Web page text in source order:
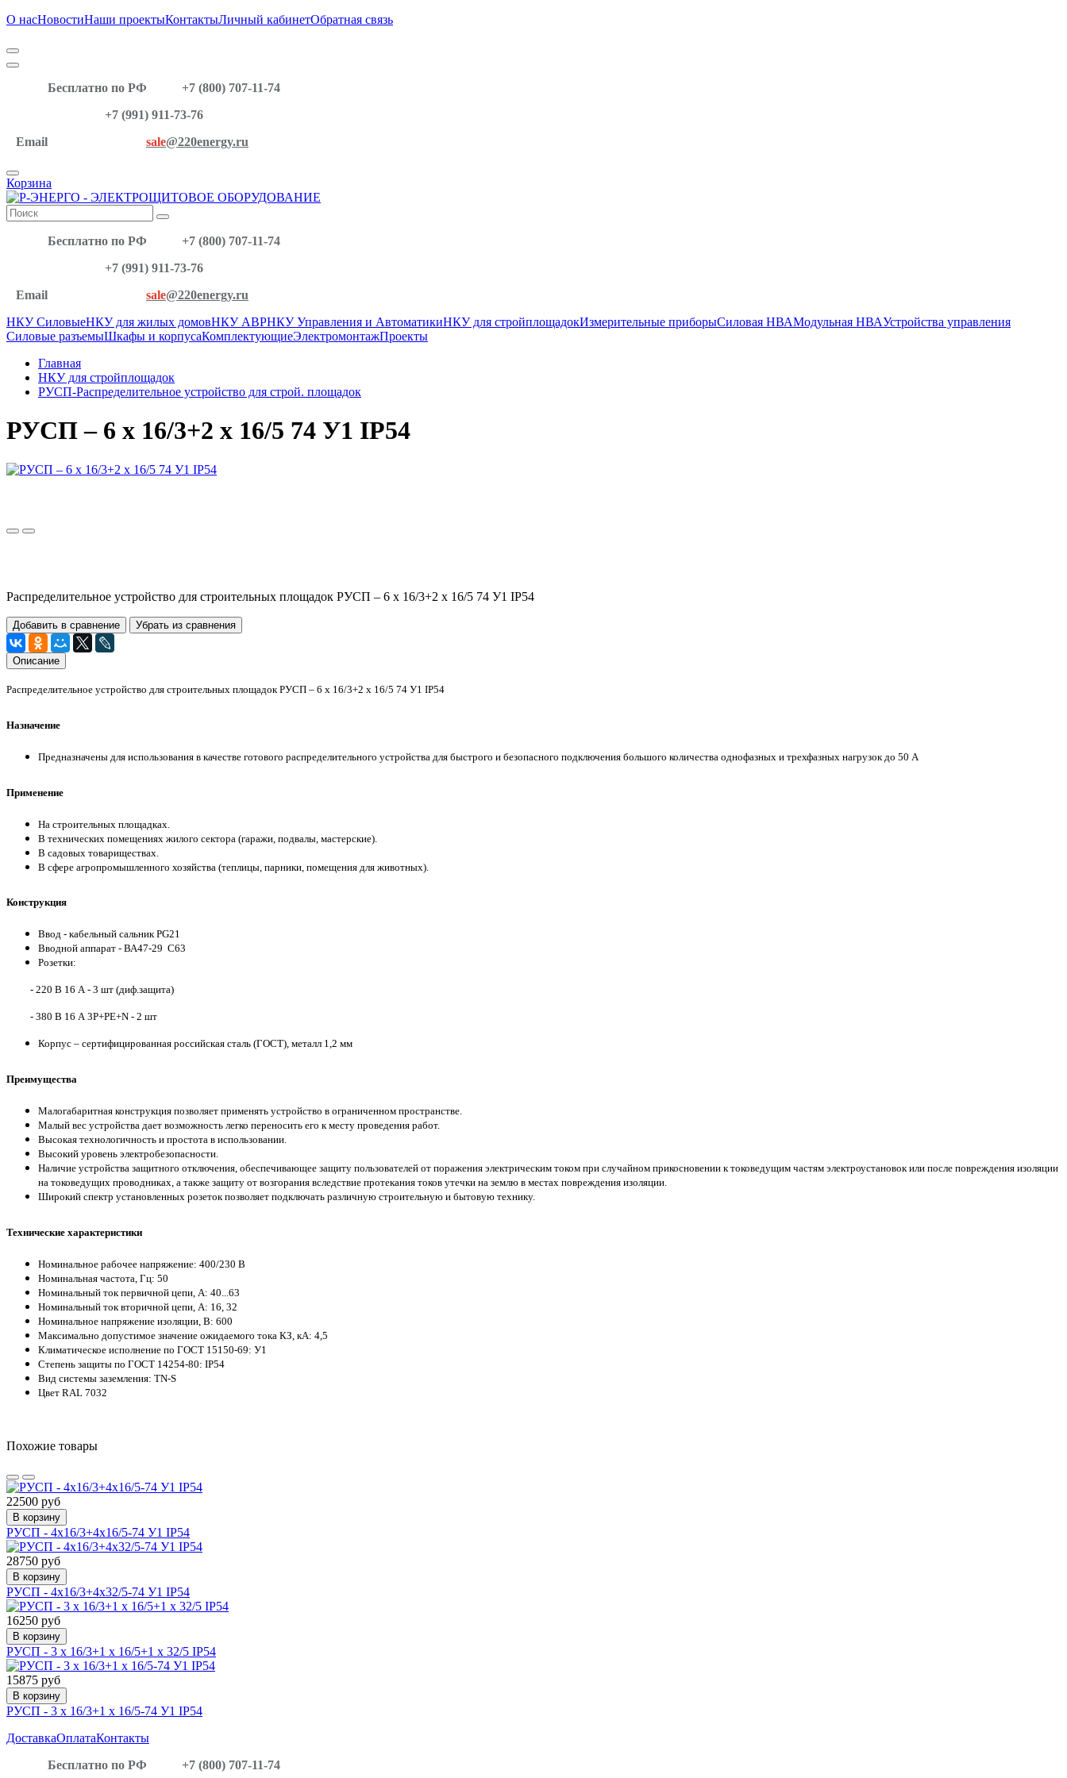
О насНовостиНаши проектыКонтактыЛичный кабинетОбратная связь
Бесплатно по РФ
+7 (800) 707-11-74
+7 (991) 911-73-76
Email
sale@220energy.ru
Корзина
Бесплатно по РФ
+7 (800) 707-11-74
+7 (991) 911-73-76
Email
sale@220energy.ru
НКУ СиловыеНКУ для жилых домовНКУ АВРНКУ Управления и АвтоматикиНКУ для стройплощадокИзмерительные приборыСиловая НВАМодульная НВАУстройства управления
Силовые разъемыШкафы и корпусаКомплектующиеЭлектромонтажПроекты
Главная
НКУ для стройплощадок
РУСП-Распределительное устройство для строй. площадок
РУСП – 6 x 16/3+2 x 16/5 74 У1 IP54
Распределительное устройство для строительных площадок РУСП – 6 x 16/3+2 x 16/5 74 У1 IP54
Добавить в сравнение Убрать из сравнения
Описание
Распределительное устройство для строительных площадок РУСП – 6 x 16/3+2 x 16/5 74 У1 IP54
Назначение
Предназначены для использования в качестве готового распределительного устройства для быстрого и безопасного подключения большого количества однофазных и трехфазных нагрузок до 50 А
Применение
На строительных площадках.
В технических помещениях жилого сектора (гаражи, подвалы, мастерские).
В садовых товариществах.
В сфере агропромышленного хозяйства (теплицы, парники, помещения для животных).
Конструкция
Ввод - кабельный сальник PG21
Вводной аппарат - ВА47-29 С63
Розетки:
- 220 В 16 А - 3 шт (диф.защита)
- 380 В 16 А 3Р+РЕ+N - 2 шт
Корпус – сертифицированная российская сталь (ГОСТ), металл 1,2 мм
Преимущества
Малогабаритная конструкция позволяет применять устройство в ограниченном пространстве.
Малый вес устройства дает возможность легко переносить его к месту проведения работ.
Высокая технологичность и простота в использовании.
Высокий уровень электробезопасности.
Наличие устройства защитного отключения, обеспечивающее защиту пользователей от поражения электрическим током при случайном прикосновении к токоведущим частям электроустановок или после повреждения изоляции
на токоведущих проводниках, а также защиту от возгорания вследствие протекания токов утечки на землю в местах повреждения изоляции.
Широкий спектр установленных розеток позволяет подключать различную строительную и бытовую технику.
Технические характеристики
Номинальное рабочее напряжение: 400/230 В
Номинальная частота, Гц: 50
Номинальный ток первичной цепи, А: 40...63
Номинальный ток вторичной цепи, А: 16, 32
Номинальное напряжение изоляции, В: 600
Максимально допустимое значение ожидаемого тока КЗ, кА: 4,5
Климатическое исполнение по ГОСТ 15150-69: У1
Степень защиты по ГОСТ 14254-80: IP54
Вид системы заземления: TN-S
Цвет RAL 7032
Похожие товары
22500 руб
В корзину
РУСП - 4х16/3+4х16/5-74 У1 IP54
28750 руб
В корзину
РУСП - 4х16/3+4х32/5-74 У1 IP54
16250 руб
В корзину
РУСП - 3 x 16/3+1 x 16/5+1 x 32/5 IP54
15875 руб
В корзину
РУСП - 3 х 16/3+1 х 16/5-74 У1 IP54
ДоставкаОплатаКонтакты
Бесплатно по РФ
+7 (800) 707-11-74